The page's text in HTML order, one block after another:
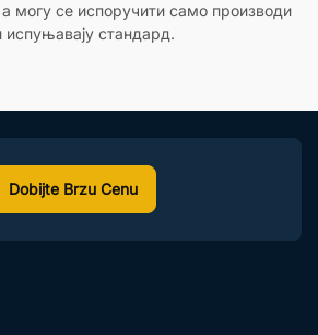
могу се испоручити само производи
испуњавају стандард.
Dobijte Brzu Cenu